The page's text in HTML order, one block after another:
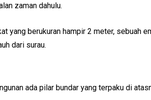
zaman dahulu.
yang berukuran hampir 2 meter,
dari surau.
ada pilar bundar yang terpaku di